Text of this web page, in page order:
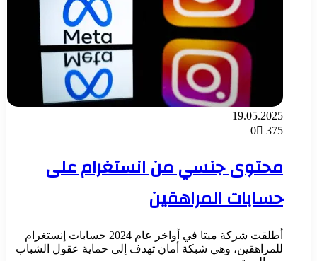
19.05.2025
0
375
محتوى جنسي من انستغرام على
حسابات المراهقين
أطلقت شركة ميتا في أواخر عام 2024 حسابات إنستغرام
للمراهقين، وهي شبكة أمان تهدف إلى حماية عقول الشباب